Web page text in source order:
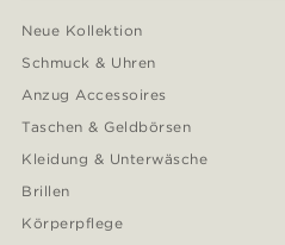
Neue Kollektion
Schmuck & Uhren
Anzug Accessoires
Taschen & Geldbörsen
Kleidung & Unterwäsche
Brillen
Körperpflege